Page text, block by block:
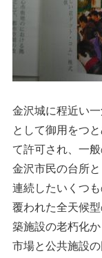
金沢城に程近い
として御用をつ
て許可され、一
金沢市民の台所
連続したいくつ
覆われた全天候
築施設の老朽化
市場と公共施設